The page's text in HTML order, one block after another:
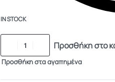
IN STOCK
Προσθήκη στο
Προσθήκη στα αγαπημένα